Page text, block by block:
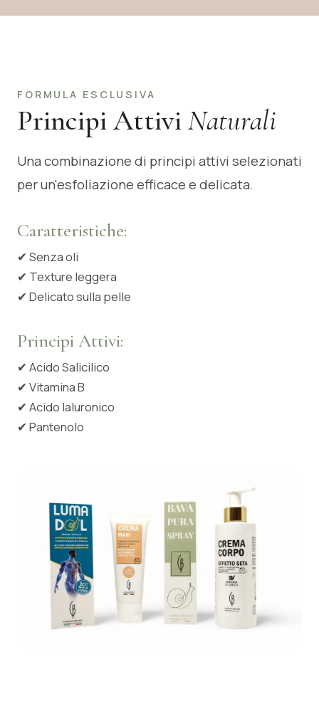
FORMULA ESCLUSIVA
Principi AttiviNaturali
Una combinazione di principi attivi selezionati
per un'esfoliazione efficace e delicata.
Caratteristiche:
✔ Senza oli
✔ Texture leggera
✔ Delicato sulla pelle
Principi Attivi:
✔ Acido Salicilico
✔ Vitamina B
✔ Acido Ialuronico
✔ Pantenolo